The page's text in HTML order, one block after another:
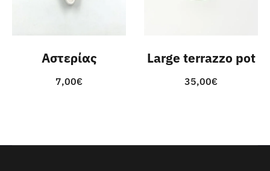
Αστερίας
7,00€
Large terrazzo pot
35,00€